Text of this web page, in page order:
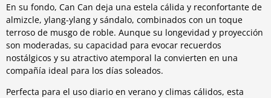
En su fondo, Can Can deja una estela cálida y reconfortante de
almizcle, ylang-ylang y sándalo, combinados con un toque
terroso de musgo de roble. Aunque su longevidad y proyección
son moderadas, su capacidad para evocar recuerdos
nostálgicos y su atractivo atemporal la convierten en una
compañía ideal para los días soleados.
Perfecta para el uso diario en verano y climas cálidos, esta